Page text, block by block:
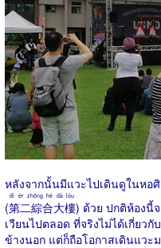
หลังจากนั้นมีแวะไปเดินดูในหอ
(第二綜合大樓
dì èr zhōng hé dà lóu
) ด้วย ปกติห้องนี้
เวียนไปตลอด ที่จริงไม่ได้เกี่ยว
ข้างนอก แต่ก็ถือโอกาสเดินแวะ